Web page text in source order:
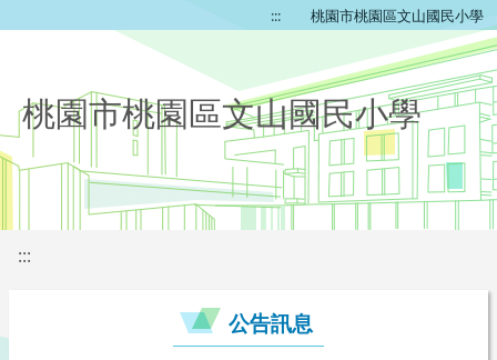
::: 桃園市桃園區文山國民小學
桃園市桃園區文山國民小學
:::
公告訊息